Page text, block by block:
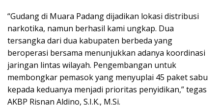
“Gudang di Muara Padang dijadikan lokasi distribusi
narkotika, namun berhasil kami ungkap. Dua
tersangka dari dua kabupaten berbeda yang
beroperasi bersama menunjukkan adanya koordinasi
jaringan lintas wilayah. Pengembangan untuk
membongkar pemasok yang menyuplai 45 paket sabu
kepada keduanya menjadi prioritas penyidikan,” tegas
AKBP Risnan Aldino, S.I.K., M.Si.